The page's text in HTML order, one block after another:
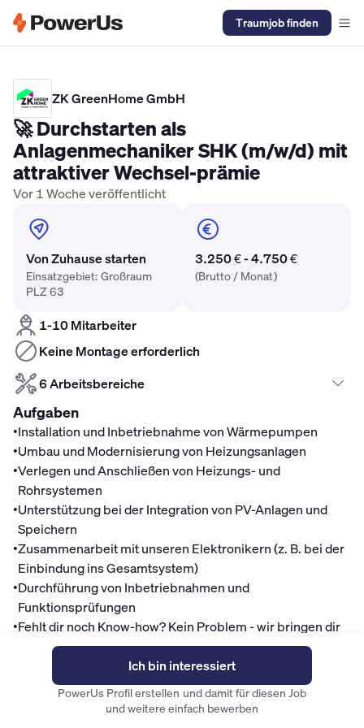
Traumjob finden
ZK GreenHome GmbH
🚀 Durchstarten als
Anlagenmechaniker SHK (m/w/d) mit
attraktiver Wechsel-prämie
Vor 1 Woche veröffentlicht
Von Zuhause starten
Einsatzgebiet: Großraum
PLZ 63
3.250 € - 4.750 €
(Brutto / Monat)
1-10 Mitarbeiter
Keine Montage erforderlich
6 Arbeitsbereiche
Aufgaben
•Installation und Inbetriebnahme von Wärmepumpen
•Umbau und Modernisierung von Heizungsanlagen
•Verlegen und Anschließen von Heizungs- und
Rohrsystemen
•Unterstützung bei der Integration von PV-Anlagen und
Speichern
•Zusammenarbeit mit unseren Elektronikern (z. B. bei der
Einbindung ins Gesamtsystem)
•Durchführung von Inbetriebnahmen und
Funktionsprüfungen
•Fehlt dir noch Know-how? Kein Problem - wir bringen dir
alles bei.
Mitarbeitervorteile
Finanzen
Ich bin interessiert
PowerUs Profil erstellen und damit für diesen Job
und weitere einfach bewerben